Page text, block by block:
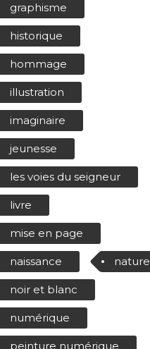
graphisme
historique
hommage
illustration
imaginaire
jeunesse
les voies du seigneur
livre
mise en page
naissance nature
noir et blanc
numérique
peinture numérique